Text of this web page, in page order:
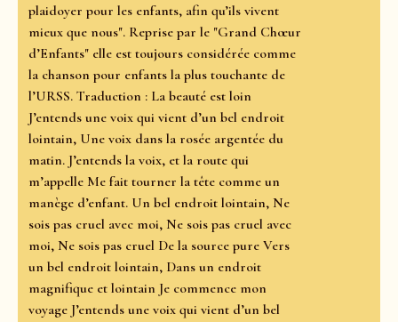
plaidoyer pour les enfants, afin qu’ils vivent
mieux que nous". Reprise par le "Grand Chœur
d’Enfants" elle est toujours considérée comme
la chanson pour enfants la plus touchante de
l’URSS. Traduction : La beauté est loin
J’entends une voix qui vient d’un bel endroit
lointain, Une voix dans la rosée argentée du
matin. J’entends la voix, et la route qui
m’appelle Me fait tourner la tête comme un
manège d’enfant. Un bel endroit lointain, Ne
sois pas cruel avec moi, Ne sois pas cruel avec
moi, Ne sois pas cruel De la source pure Vers
un bel endroit lointain, Dans un endroit
magnifique et lointain Je commence mon
voyage J’entends une voix qui vient d’un bel